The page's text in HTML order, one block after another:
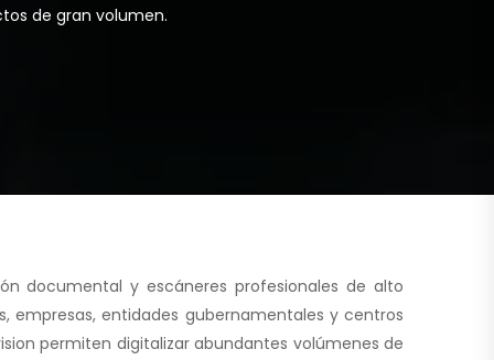
de gran volumen.
documental y escáneres profesionales de alto
empresas, entidades gubernamentales y centros
permiten digitalizar abundantes volúmenes de